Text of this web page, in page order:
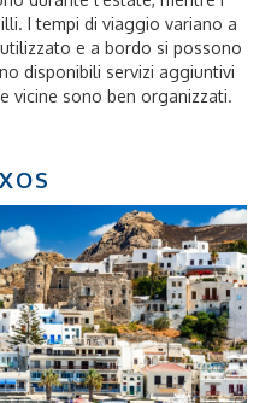
I tempi di viaggio variano a
e a bordo si possono
disponibili servizi aggiuntivi
vicine sono ben organizzati.